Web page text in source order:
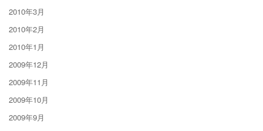
2010年3月
2010年2月
2010年1月
2009年12月
2009年11月
2009年10月
2009年9月